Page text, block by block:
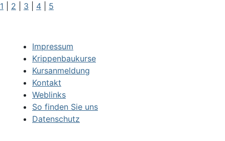
1 2 3 4 5
Impressum
Krippenbaukurse
Kursanmeldung
Kontakt
Weblinks
So finden Sie uns
Datenschutz